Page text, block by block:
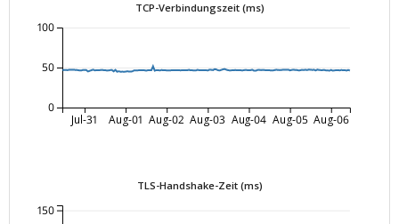
TCP-Verbindungszeit (ms)
Jul-31 Aug-01 Aug-02 Aug-03 Aug-04 Aug-05 Aug-06
0
50
100
TLS-Handshake-Zeit (ms)
150